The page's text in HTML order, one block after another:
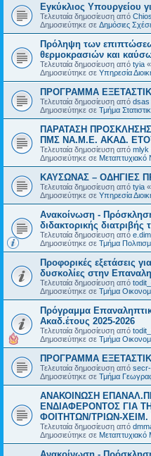
Εγκύκλιος Υπουργείου
Τελευταία δημοσίευση από
Δημοσιεύτηκε σε Δημόσιες
Πρόληψη των
θερμοκρασιών και
Τελευταία δημοσίευση από tyia «
Δημοσιεύτηκε σε Υπηρεσία
ΠΡΟΓΡΑΜΜΑ
Τελευταία δημοσίευση από dsas
Δημοσιεύτηκε σε Τμήμα
ΠΑΡΑΤΑΣΗ
ΠΜΣ ΝΑ.Μ.Ε. ΑΚΑΔ.
Τελευταία δημοσίευση από mlyk
Δημοσιεύτηκε σε
ΚΑΥΣΩΝΑΣ – ΟΔΗΓΙΕΣ
Τελευταία δημοσίευση από tyia «
Δημοσιεύτηκε σε Υπηρεσία
Ανακοίνωση -
διδακτορικής
Τελευταία δημοσίευση από
Δημοσιεύτηκε σε Τμήμα
Προφορικές εξετάσεις
δυσκολίες στην
Τελευταία δημοσίευση από
Δημοσιεύτηκε σε Τμήμα
Πρόγραμμα
Ακαδ.έτους 2025-2026
Τελευταία δημοσίευση από
Δημοσιεύτηκε σε Τμήμα
ΠΡΟΓΡΑΜΜΑ
Τελευταία δημοσίευση από
Δημοσιεύτηκε σε Τμήμα
ΑΝΑΚΟΙΝΩΣΗ
ΕΝΔΙΑΦΕΡΟΝΤΟΣ ΓΙΑ
ΦΟΙΤΗΤΩΝ/ΤΡΙΩΝ-ΧΕΙΜ.
Τελευταία δημοσίευση από
Δημοσιεύτηκε σε Μεταπτυχιακό
Ανακοίνωση -